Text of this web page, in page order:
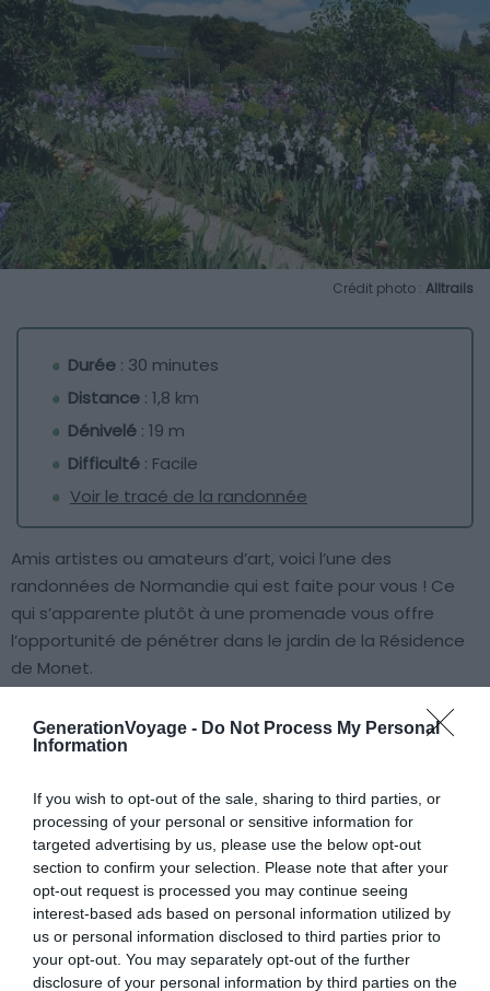
GenerationVoyage - Do Not Process My Personal
Information
If you wish to opt-out of the sale, sharing to third parties, or
processing of your personal or sensitive information for
targeted advertising by us, please use the below opt-out
section to confirm your selection. Please note that after your
opt-out request is processed you may continue seeing
interest-based ads based on personal information utilized by
us or personal information disclosed to third parties prior to
your opt-out. You may separately opt-out of the further
disclosure of your personal information by third parties on the
Crédit photo : Alltrails
Durée : 30 minutes
Distance : 1,8 km
Dénivelé : 19 m
Difficulté : Facile
Voir le tracé de la randonnée
Amis artistes ou amateurs d’art, voici l’une des
randonnées de Normandie qui est faite pour vous ! Ce
qui s’apparente plutôt à une promenade vous offre
l’opportunité de pénétrer dans le jardin de la Résidence
de Monet.
Quand le peintre, en 1883, s’installe à Giverny, il fera de
son jardin une véritable œuvre naturelle. Ce tableau, il le
points d’eau, mais aussi et surtout, des couleurs !
Prenez-en plein les yeux et laissez-vous gagner par la
poésie florale délicieusement débridée, héritée de
Claude Monet.